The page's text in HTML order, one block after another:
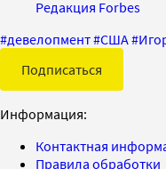
Редакция Forbes
#девелопмент#США#
Подписаться
Информация:
Контактная
Правила обработки